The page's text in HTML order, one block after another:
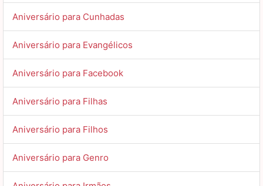
Aniversário para Cunhadas
Aniversário para Evangélicos
Aniversário para Facebook
Aniversário para Filhas
Aniversário para Filhos
Aniversário para Genro